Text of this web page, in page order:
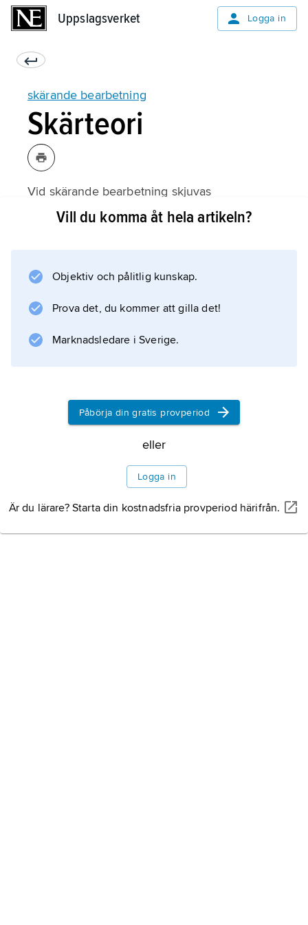
Uppslagsverket Logga in
skärande bearbetning
Skärteori
Vid skärande bearbetning skjuvas
arbetsmaterialet kraftigt av verktyget så att en
, i materialet och föras sidledes med en
matningsrörelse
Skärdjupet
Information om artikeln
Vill du komma åt hela artikeln?
Objektiv och pålitlig kunskap.
Prova det, du kommer att gilla det!
Marknadsledare i Sverige.
Påbörja din gratis provperiod
eller
Logga in
Är du lärare? Starta din kostnadsfria provperiod härifrån.